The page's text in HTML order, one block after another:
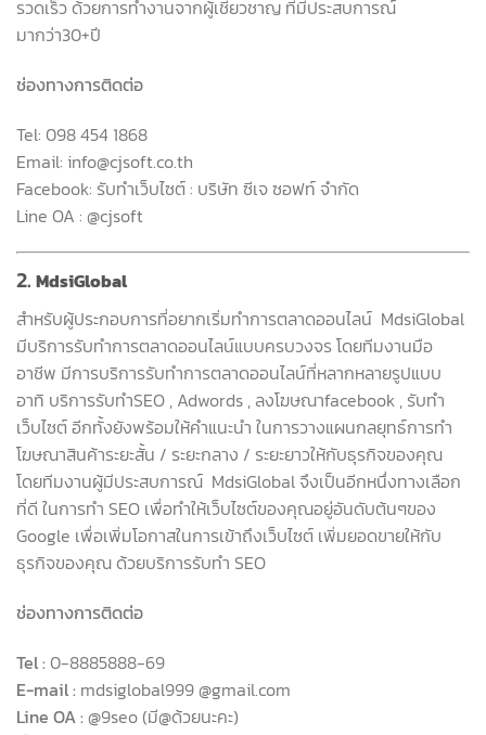
รวดเร็ว ด้วยการทำงานจากผู้เชี่ยวชาญ ที่มีประสบการณ์
มากว่า30+ปี
ช่องทางการติดต่อ
Tel: 098 454 1868
Email: info@cjsoft.co.th
Facebook: รับทำเว็บไซต์ : บริษัท ซีเจ ซอฟท์ จำกัด
Line OA : @cjsoft
2. MdsiGlobal
สำหรับผู้ประกอบการที่อยากเริ่มทำการตลาดออนไลน์ MdsiGlobal
มีบริการรับทำการตลาดออนไลน์แบบครบวงจร โดยทีมงานมือ
อาชีพ มีการบริการรับทำการตลาดออนไลน์ที่หลากหลายรูปแบบ
อาทิ บริการรับทำSEO , Adwords , ลงโฆษณาfacebook , รับทำ
เว็บไซต์ อีกทั้งยังพร้อมให้คำแนะนำ ในการวางแผนกลยุทธ์การทำ
โฆษณาสินค้าระยะสั้น / ระยะกลาง / ระยะยาวให้กับธุรกิจของคุณ
โดยทีมงานผู้มีประสบการณ์ MdsiGlobal จึงเป็นอีกหนึ่งทางเลือก
ที่ดี ในการทำ SEO เพื่อทำให้เว็บไซต์ของคุณอยู่อันดับต้นๆของ
Google เพื่อเพิ่มโอกาสในการเข้าถึงเว็บไซต์ เพิ่มยอดขายให้กับ
ธุรกิจของคุณ ด้วยบริการรับทำ SEO
ช่องทางการติดต่อ
Tel : 0-8885888-69
E-mail : mdsiglobal999 @gmail.com
Line OA : @9seo (มี@ด้วยนะคะ)